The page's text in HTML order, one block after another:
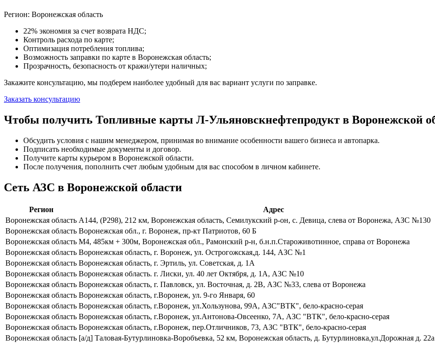
Регион: Воронежская область
22% экономия за счет возврата НДС;
Контроль расхода по карте;
Оптимизация потребления топлива;
Возможность заправки по карте в Воронежская область;
Прозрачность, безопасность от кражи/утери наличных;
Закажите консультацию, мы подберем наиболее удобный для вас вариант услуги по заправке.
Заказать консультацию
Чтобы получить Топливные карты Л-Ульяновскнефтепродукт в Воронежской
Обсудить условия с нашим менеджером, принимая во внимание особенности вашего бизнеса и автопарка.
Подписать необходимые документы и договор.
Получите карты курьером в Воронежской области.
После получения, пополнить счет любым удобным для вас способом в личном кабинете.
Сеть АЗС в Воронежской области
Регион
Адрес
Воронежская область А144, (Р298), 212 км, Воронежская область, Семилукский р-он, с. Девица, слева от Воронежа, АЗС №130
Воронежская область Воронежская обл., г. Воронеж, пр-кт Патриотов, 60 Б
Воронежская область М4, 485км + 300м, Воронежская обл., Рамонский р-н, б.н.п.Староживотинное, справа от Воронежа
Воронежская область Воронежская область, г. Воронеж, ул. Острогожская,д. 144, АЗС №1
Воронежская область Воронежская область, г. Эртиль, ул. Советская, д. 1А
Воронежская область Воронежская область. г. Лиски, ул. 40 лет Октября, д. 1А, АЗС №10
Воронежская область Воронежская область, г. Павловск, ул. Восточная, д. 2В, АЗС №33, слева от Воронежа
Воронежская область Воронежская область, г.Воронеж, ул. 9-го Января, 60
Воронежская область Воронежская область, г.Воронеж, ул.Хользунова, 99А, АЗС"ВТК", бело-красно-серая
Воронежская область Воронежская область, г.Воронеж, ул.Антонова-Овсеенко, 7А, АЗС "ВТК", бело-красно-серая
Воронежская область Воронежская область, г.Воронеж, пер.Отличников, 73, АЗС "ВТК", бело-красно-серая
Воронежская область [а/д] Таловая-Бутурлиновка-Воробъевка, 52 км, Воронежская область, д. Бутурлиновка,ул.Дорожная д.